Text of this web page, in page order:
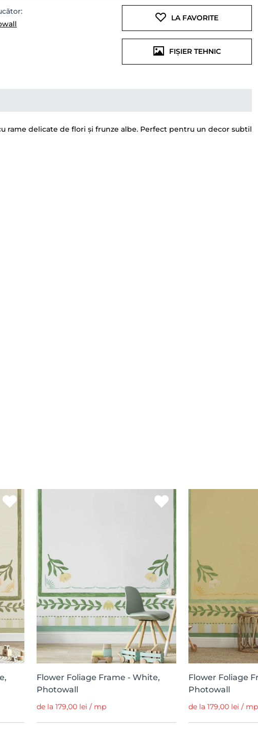
LA FAVORITE
FIȘIER TEHNIC
rame delicate de flori și frunze albe. Perfect pentru un decor subtil
Flower Foliage Frame - White,
Photowall
de la 179,00 lei / mp
Flower Foliage
Photowall
de la 179,00 lei / mp